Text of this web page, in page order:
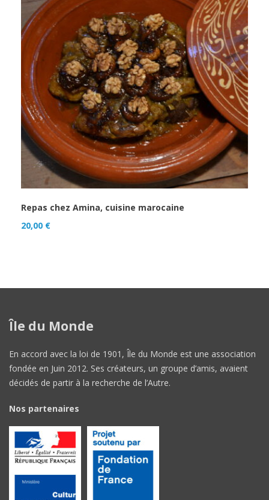
Repas chez Amina, cuisine marocaine
20,00 €
Île du Monde
En accord avec la loi de 1901, Île du Monde est une association
fondée en Juin 2012. Ses créateurs, un groupe d’amis, avaient
décidés de partir à la recherche de l’Autre.
Nos partenaires